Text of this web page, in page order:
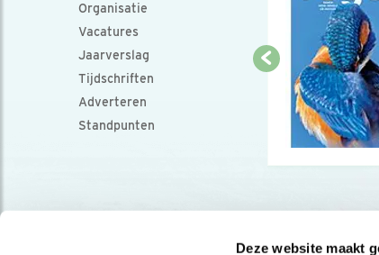
Deze website maakt
Organisatie
Vacatures
Jaarverslag
Tijdschriften
Adverteren
Standpunten